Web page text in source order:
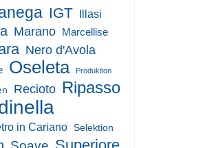
IGT Illasi
Marano Marcellise
Nero d'Avola
Oseleta Produktion
Recioto Ripasso
in Cariano Selektion